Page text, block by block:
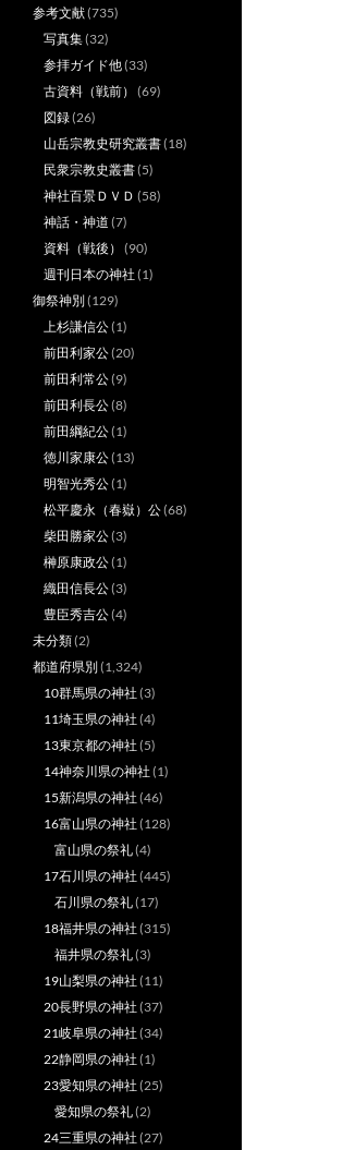
参考文献(735)
写真集(32)
参拝ガイド他(33)
古資料（戦前） (69)
図録(26)
山岳宗教史研究叢書(18)
民衆宗教史叢書(5)
神社百景ＤＶＤ (58)
神話・神道 (7)
資料（戦後） (90)
週刊日本の神社 (1)
御祭神別 (129)
上杉謙信公(1)
前田利家公(20)
前田利常公(9)
前田利長公(8)
前田綱紀公(1)
徳川家康公(13)
明智光秀公(1)
松平慶永（春嶽）公(68)
柴田勝家公(3)
榊原康政公(1)
織田信長公(3)
豊臣秀吉公(4)
未分類(2)
都道府県別 (1,324)
10群馬県の神社 (3)
11埼玉県の神社 (4)
13東京都の神社 (5)
14神奈川県の神社 (1)
15新潟県の神社 (46)
16富山県の神社 (128)
富山県の祭礼(4)
17石川県の神社 (445)
石川県の祭礼(17)
18福井県の神社 (315)
福井県の祭礼(3)
19山梨県の神社 (11)
20長野県の神社 (37)
21岐阜県の神社 (34)
22静岡県の神社 (1)
23愛知県の神社 (25)
愛知県の祭礼(2)
24三重県の神社 (27)